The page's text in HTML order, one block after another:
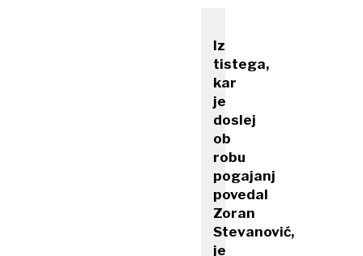
Iz
tistega,
kar
je
doslej
ob
robu
pogajanj
povedal
Zoran
Stevanović,
je